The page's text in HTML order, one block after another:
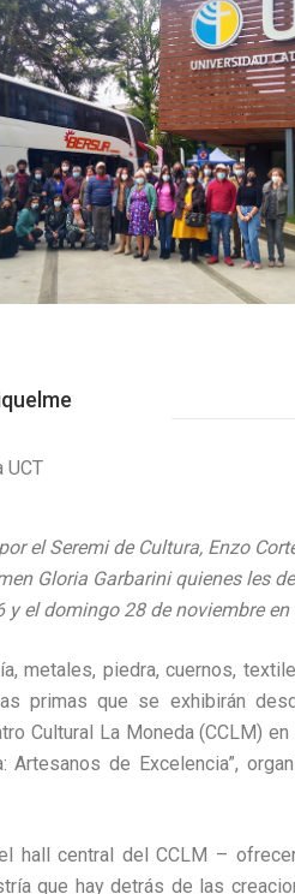
UCT
el Seremi de Cultura, Enzo
Gloria Garbarini quienes les
y el domingo 28 de noviembre
metales, piedra, cuernos,
primas que se exhibirán
Cultural La Moneda (CCLM)
Artesanos de Excelencia”,
hall central del CCLM –
que hay detrás de las